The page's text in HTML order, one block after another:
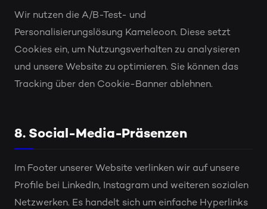
Wir nutzen die A/B-Test- und
Personalisierungslösung Kameleoon. Diese setzt
Cookies ein, um Nutzungsverhalten zu analysieren
und unsere Website zu optimieren. Sie können das
Tracking über den Cookie-Banner ablehnen.
8. Social-Media-Präsenzen
Im Footer unserer Website verlinken wir auf unsere
Profile bei LinkedIn, Instagram und weiteren sozialen
Netzwerken. Es handelt sich um einfache Hyperlinks